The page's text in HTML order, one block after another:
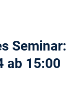
Seminar:
ab 15:00